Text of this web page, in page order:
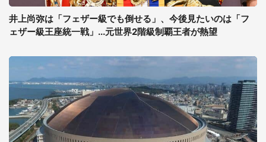
井上尚弥は「フェザー級でも倒せる」、今後見たいのは「フ
ェザー級王座統一戦」...元世界2階級制覇王者が熱望